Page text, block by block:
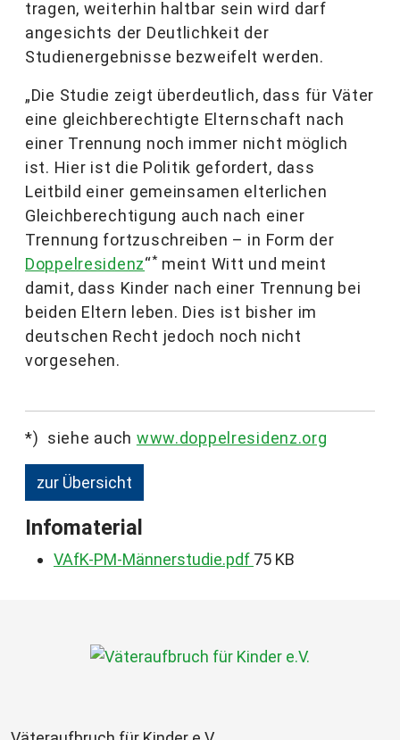
tragen, weiterhin haltbar sein wird darf
angesichts der Deutlichkeit der
Studienergebnisse bezweifelt werden.
„Die Studie zeigt überdeutlich, dass für Väter
eine gleichberechtigte Elternschaft nach
einer Trennung noch immer nicht möglich
ist. Hier ist die Politik gefordert, dass
Leitbild einer gemeinsamen elterlichen
Gleichberechtigung auch nach einer
Trennung fortzuschreiben – in Form der
Doppelresidenz“* meint Witt und meint
damit, dass Kinder nach einer Trennung bei
beiden Eltern leben. Dies ist bisher im
deutschen Recht jedoch noch nicht
vorgesehen.
*) siehe auch www.doppelresidenz.org
zur Übersicht
Infomaterial
VAfK-PM-Männerstudie.pdf 75 KB